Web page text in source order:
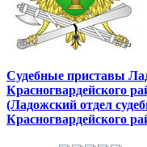
Судебные приставы
Красногвардейского
(Ладожский отдел
Красногвардейского